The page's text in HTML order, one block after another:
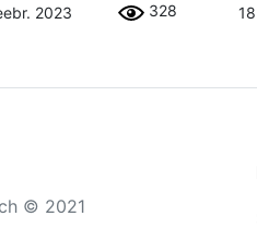
2023 328
© 2021